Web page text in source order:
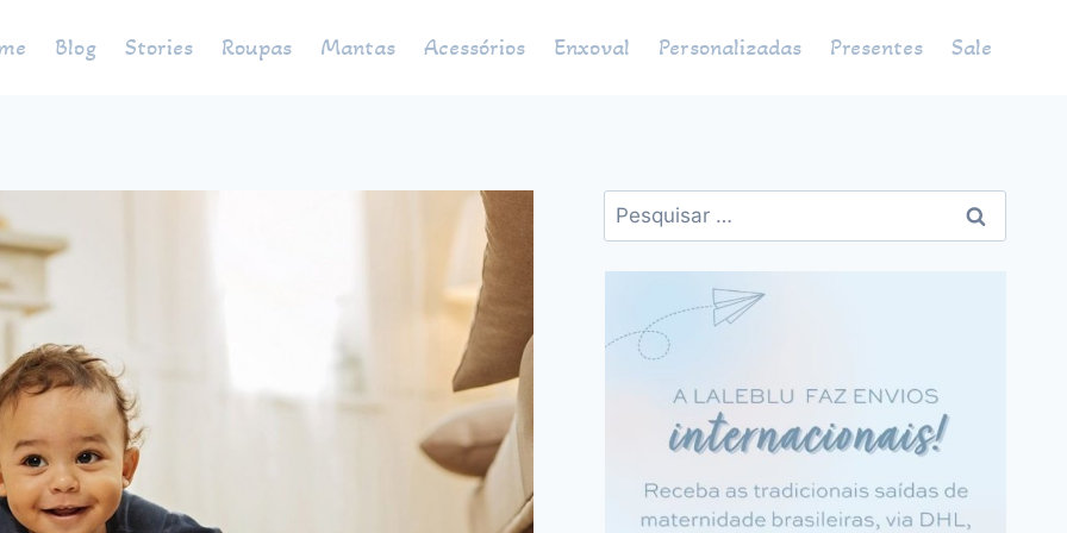
Blog Stories Roupas Mantas Acessórios Enxoval Personalizadas Presentes Sale
Pesquisar
por: